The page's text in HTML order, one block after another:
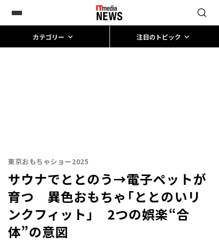
カテゴリー 注目のトピック
東京おもちゃショー2025
サウナでととのう→電子ペットが
育つ 異色おもちゃ「ととのいリ
ンクフィット」 2つの娯楽“合
体”の意図